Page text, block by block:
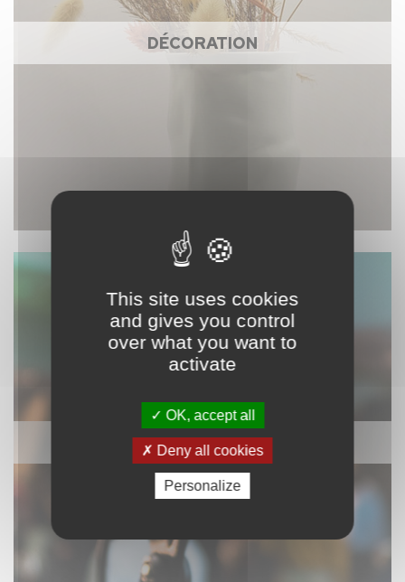
DÉCORATION
SONORISATION
This site uses cookies
and gives you control
over what you want to
activate
OK, accept all
Deny all cookies
Personalize